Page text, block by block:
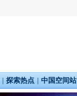
| 探索热点 | 中国空间站